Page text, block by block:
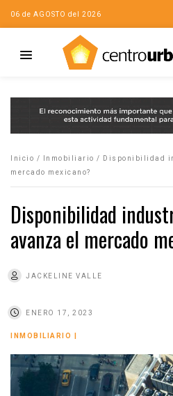
06 de AGOSTO del 2026
Inicio / Inmobiliario /
Disponibilidad
mercado mexicano?
Disponibilidad
avanza el mercado
JACKELINE VALLE
ENERO 17, 2023
INMOBILIARIO